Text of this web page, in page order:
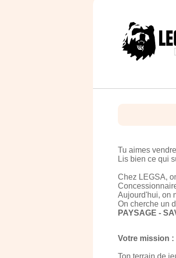
Tu aimes
Lis bien ce qui
Chez LEGSA,
Aujourd'hui, on
On cherche un
PAYSAGE -
Votre mission :
Ton terrain de